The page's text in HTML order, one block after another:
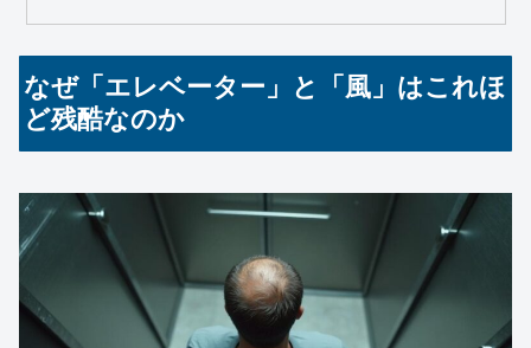
なぜ「エレベーター」と「風」はこれほ
ど残酷なのか